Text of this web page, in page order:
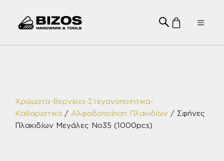
Menu
Χρώματα-Βερνίκια-Στεγανοποιητικά-
Καθαριστικά / Αλφαδοποίηση Πλακιδίων / Σφήνες
Πλακιδίων Μεγάλες No35 (1000pcs)